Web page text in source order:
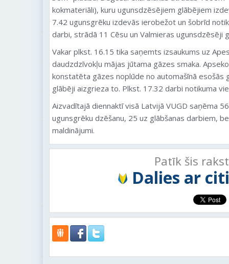
kokmateriāli), kuru ugunsdzēsējiem glābējiem
7.42 ugunsgrēku izdevās ierobežot un šobrīd
darbi, strādā 11 Cēsu un Valmieras ugunsdzēsēji
Vakar plkst. 16.15 tika saņemts izsaukums uz
daudzdzīvokļu mājas jūtama gāzes smaka.
konstatēta gāzes noplūde no automašīnā esošās
glābēji aizgrieza to. Plkst. 17.32 darbi notikuma
Aizvadītajā diennaktī visā Latvijā VUGD saņēma
ugunsgrēku dzēšanu, 25 uz glābšanas darbiem,
maldinājumi.
Patīk šis
Dalies ar